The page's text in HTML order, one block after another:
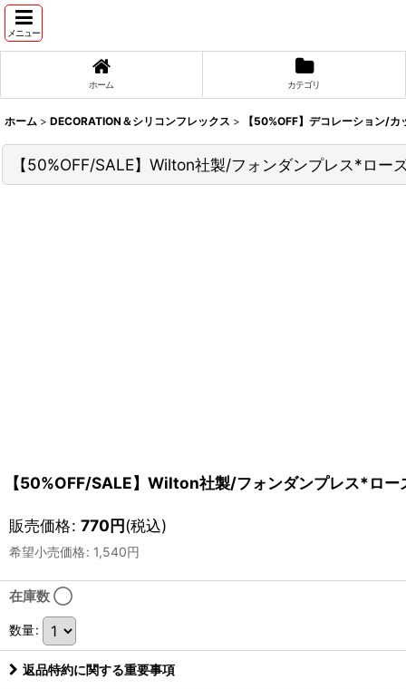
メニュー
ホーム カテゴリ
ホーム > DECORATION＆シリコンフレックス > 【50%OFF】デコレーション/
【50%OFF/SALE】Wilton社製/フォンダンプレス*ロー
【50%OFF/SALE】Wilton社製/フォンダンプレス*ロー
販売価格: 770円(税込)
希望小売価格: 1,540円
在庫数 ◯
数量:
返品特約に関する重要事項